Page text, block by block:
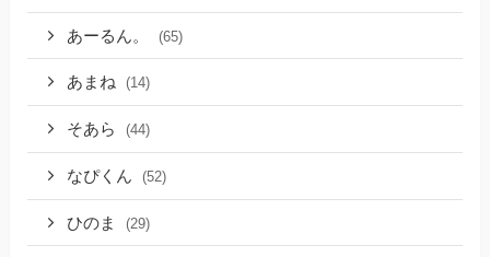
あーるん。 (65)
あまね (14)
そあら (44)
なぴくん (52)
ひのま (29)